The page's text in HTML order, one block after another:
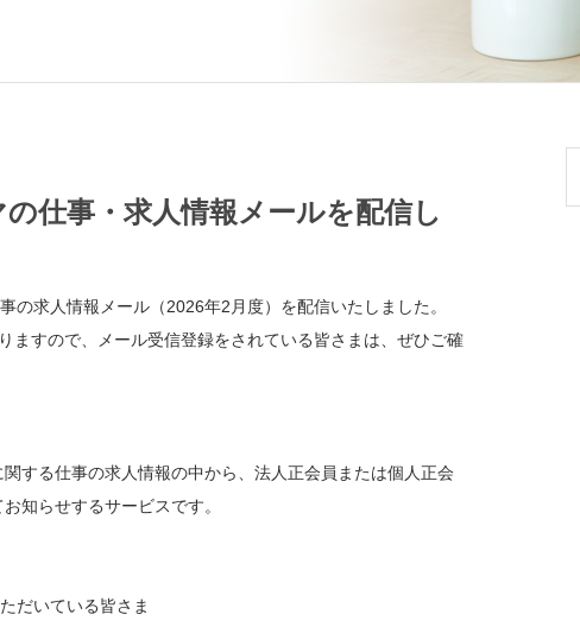
の仕事・求人情報メールを配信し
の求人情報メール（2026年2月度）を配信いたしました。
ますので、メール受信登録をされている皆さまは、ぜひご確
する仕事の求人情報の中から、法人正会員または個人正会
知らせするサービスです。
だいている皆さま